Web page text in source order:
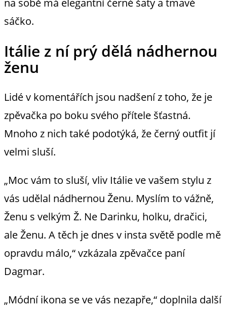
na sobě má elegantní černé šaty a tmavé
sáčko.
Itálie z ní prý dělá nádhernou
ženu
Lidé v komentářích jsou nadšení z toho, že je
zpěvačka po boku svého přítele šťastná.
Mnoho z nich také podotýká, že černý outfit jí
velmi sluší.
„Moc vám to sluší, vliv Itálie ve vašem stylu z
vás udělal nádhernou Ženu. Myslím to vážně,
Ženu s velkým Ž. Ne Darinku, holku, dračici,
ale Ženu. A těch je dnes v insta světě podle mě
opravdu málo,“ vzkázala zpěvačce paní
Dagmar.
„Módní ikona se ve vás nezapře,“ doplnila další